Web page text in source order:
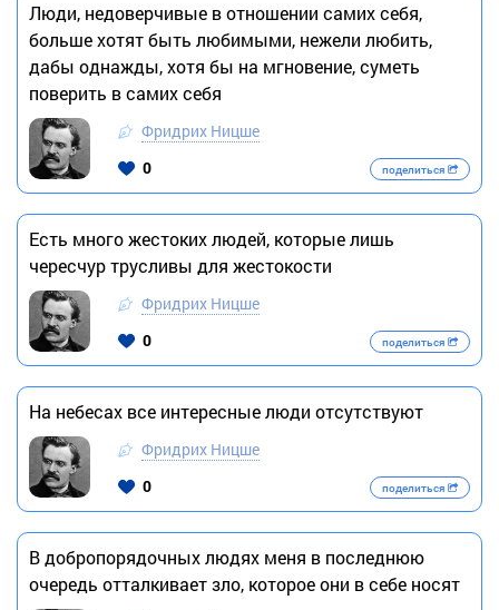
Люди, недоверчивые в отношении самих себя,
больше хотят быть любимыми, нежели любить,
дабы однажды, хотя бы на мгновение, суметь
поверить в самих себя
Фридрих Ницше
0
поделиться
Есть много жестоких людей, которые лишь
чересчур трусливы для жестокости
Фридрих Ницше
0
поделиться
На небесах все интересные люди отсутствуют
Фридрих Ницше
0
поделиться
В добропорядочных людях меня в последнюю
очередь отталкивает зло, которое они в себе носят